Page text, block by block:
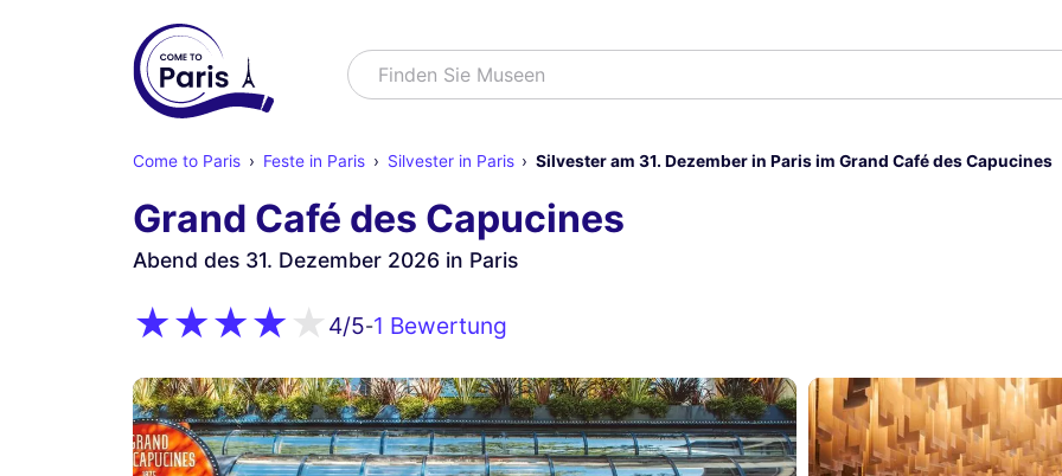
SuchenFinden Sie
Come to Paris Feste in Paris Silvester in Paris Silvester am 31. Dezember in Paris im Grand Café des Capucines
Grand Café des Capucines
Abend des 31. Dezember 2026 in Paris
4/5-1 Bewertung